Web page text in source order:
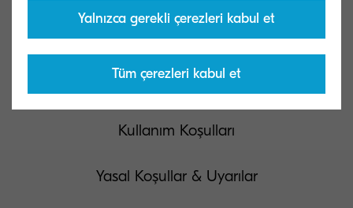
Bize ulaşın
Gizlilik ve Çerez Merkezi
Kullanım Koşulları
Yasal Koşullar & Uyarılar
Yalnızca gerekli çerezleri kabul et
Tüm çerezleri kabul et